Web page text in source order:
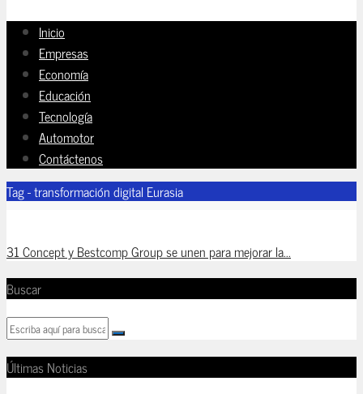
Inicio
Empresas
Economía
Educación
Tecnología
Automotor
Contáctenos
Tag - transformación digital Eurasia
31 Concept y Bestcomp Group se unen para mejorar la...
Buscar
Últimas Noticias